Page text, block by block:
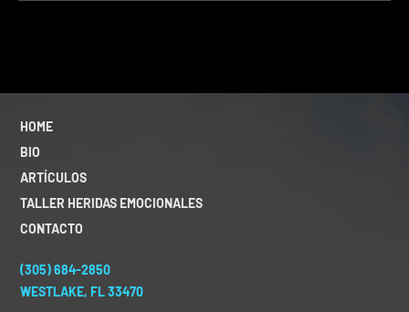
HOME
BIO
ARTÍCULOS
TALLER HERIDAS EMOCIONALES
CONTACTO
(305) 684-2850
WESTLAKE, FL 33470